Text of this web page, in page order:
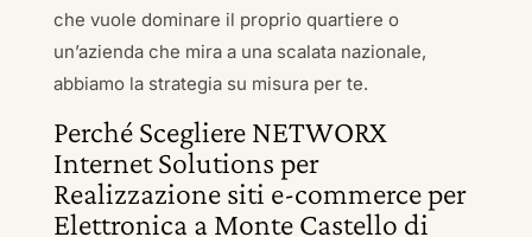
che vuole dominare il proprio quartiere o
un’azienda che mira a una scalata nazionale,
abbiamo la strategia su misura per te.
Perché Scegliere NETWORX
Internet Solutions per
Realizzazione siti e-commerce per
Elettronica a Monte Castello di